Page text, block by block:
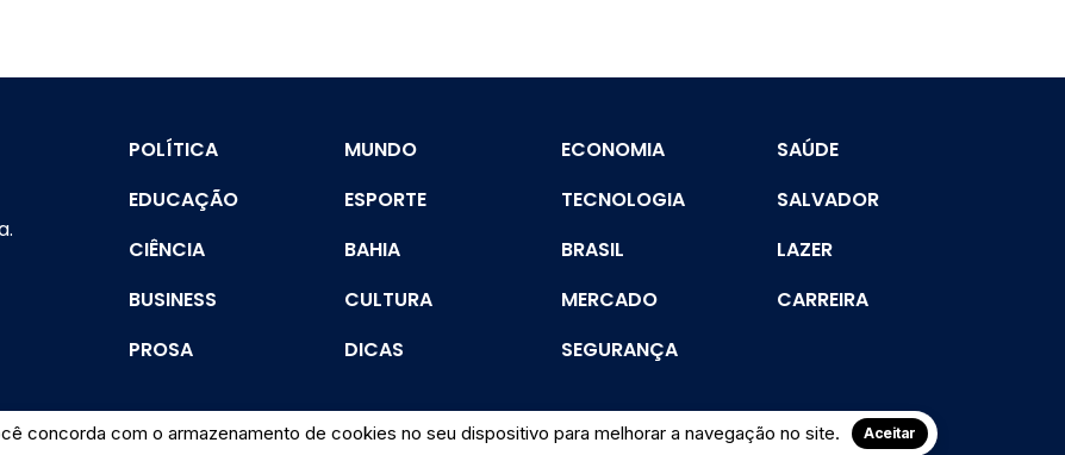
POLÍTICA MUNDO ECONOMIA
SAÚDE
EDUCAÇÃO
ESPORTE TECNOLOGIA
SALVADOR
CIÊNCIA
BAHIA BRASIL
LAZER
BUSINESS
CULTURA MERCADO
CARREIRA
PROSA
DICAS SEGURANÇA
concorda com o armazenamento de cookies no seu dispositivo para melhorar a navegação no site. Aceitar